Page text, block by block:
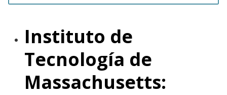
Instituto de
Tecnología de
Massachusetts: